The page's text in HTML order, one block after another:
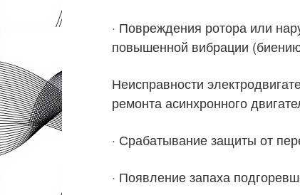
· Повреждения ротора или
повышенной вибрации
Неисправности
ремонта асинхронного
· Срабатывание защиты от
· Появление запаха